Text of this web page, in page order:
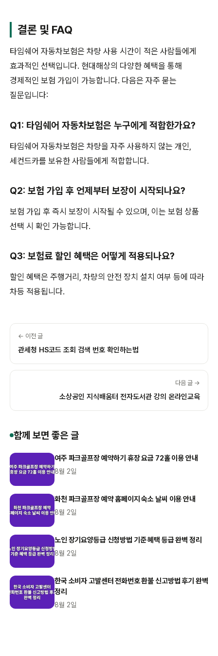
결론 및 FAQ
타임쉐어 자동차보험은 차량 사용 시간이 적은 사람들에게
효과적인 선택입니다. 현대해상의 다양한 혜택을 통해
경제적인 보험 가입이 가능합니다. 다음은 자주 묻는
질문입니다:
Q1: 타임쉐어 자동차보험은 누구에게 적합한가요?
타임쉐어 자동차보험은 차량을 자주 사용하지 않는 개인,
세컨드카를 보유한 사람들에게 적합합니다.
Q2: 보험 가입 후 언제부터 보장이 시작되나요?
보험 가입 후 즉시 보장이 시작될 수 있으며, 이는 보험 상품
선택 시 확인 가능합니다.
Q3: 보험료 할인 혜택은 어떻게 적용되나요?
할인 혜택은 주행거리, 차량의 안전 장치 설치 여부 등에 따라
차등 적용됩니다.
← 이전 글
관세청 HS코드 조회 검색 번호 확인하는법
다음 글 →
소상공인 지식배움터 전자도서관 강의 온라인교육
함께 보면 좋은 글
여주 파크골프장 예약하기 휴장 요금 72홀 이용 안내
8월 2일
화천 파크골프장 예약 홈페이지 숙소 날씨 이용 안내
8월 2일
노인 장기요양등급 신청방법 기준 혜택 등급 완벽 정리
8월 2일
한국 소비자 고발센터 전화번호 환불 신고방법 후기 완벽
정리
8월 2일